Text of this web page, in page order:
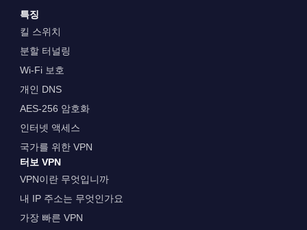
특징
킬 스위치
분할 터널링
Wi-Fi 보호
개인 DNS
AES-256 암호화
인터넷 액세스
국가를 위한 VPN
터보 VPN
VPN이란 무엇입니까
내 IP 주소는 무엇인가요
가장 빠른 VPN